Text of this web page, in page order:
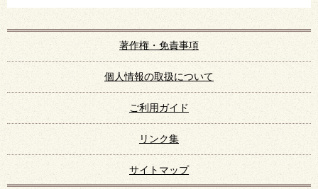
著作権・免責事項
個人情報の取扱について
ご利用ガイド
リンク集
サイトマップ